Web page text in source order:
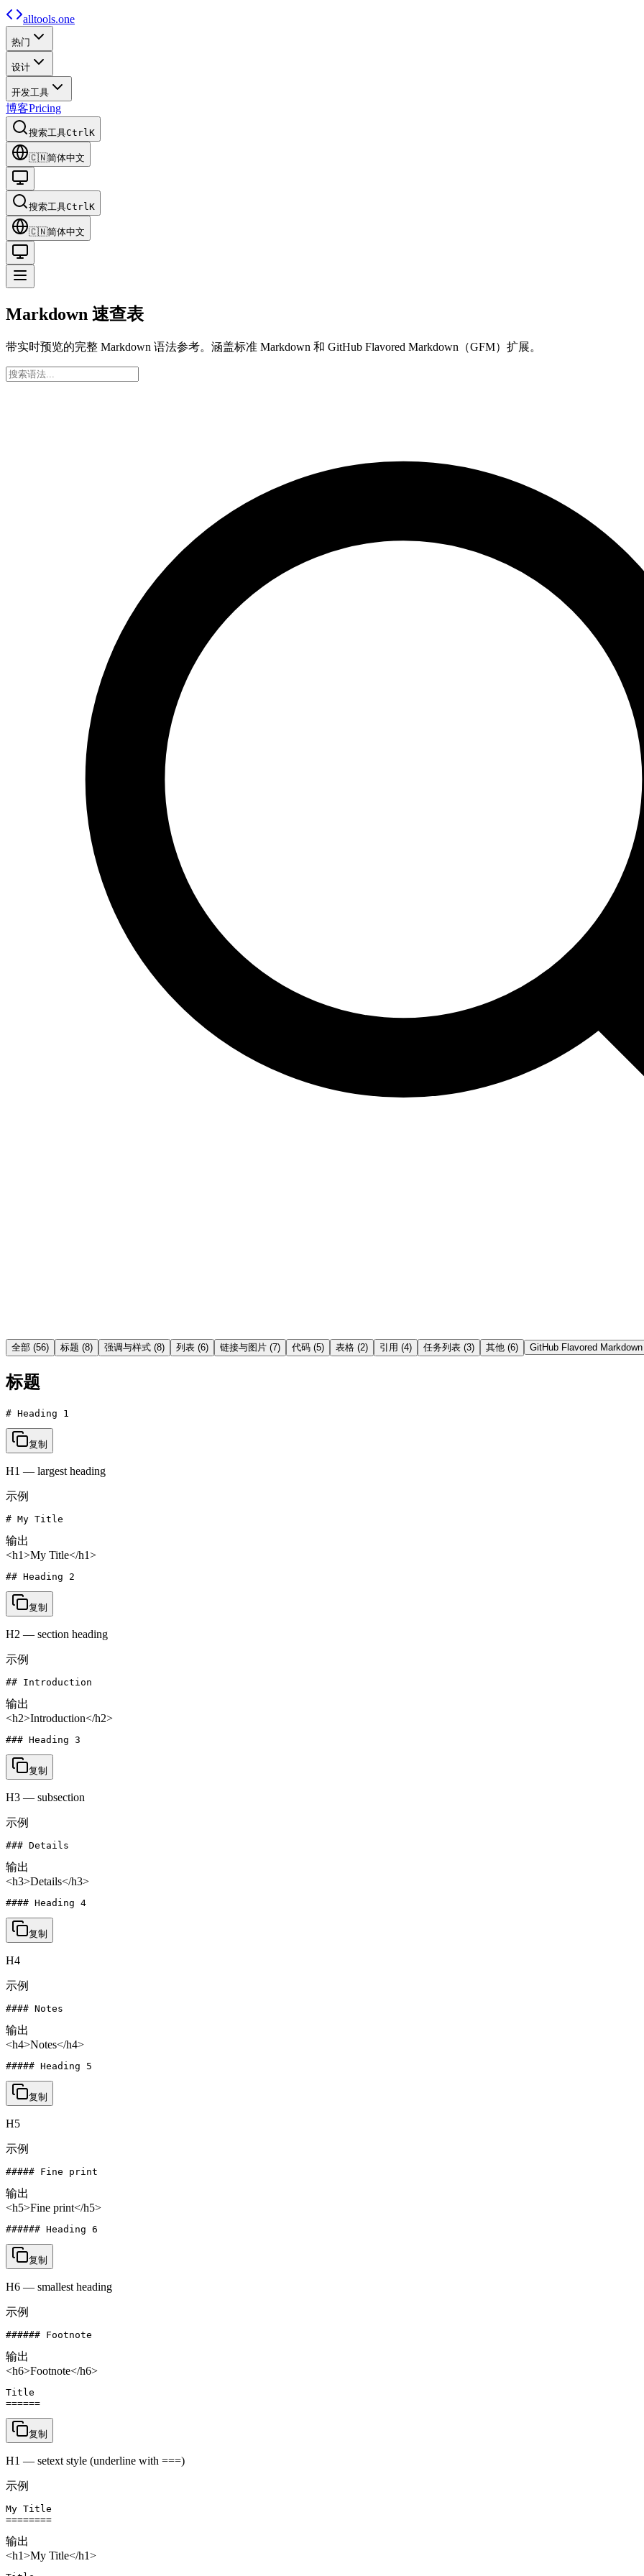
alltools.one
热门
设计
开发工具
博客Pricing
搜索工具CtrlK
🇨🇳简体中文
搜索工具CtrlK
🇨🇳简体中文
Markdown 速查表
带实时预览的完整 Markdown 语法参考。涵盖标准 Markdown 和 GitHub Flavored Markdown（GFM）扩展。
全部 (56) 标题 (8) 强调与样式 (8) 列表 (6) 链接与图片 (7) 代码 (5) 表格 (2) 引用 (4) 任务列表 (3) 其他 (6) GitHub Flavored Markdown
标题
# Heading 1
复制
H1 — largest heading
示例
# My Title
输出
<h1>My Title</h1>
## Heading 2
复制
H2 — section heading
示例
## Introduction
输出
<h2>Introduction</h2>
### Heading 3
复制
H3 — subsection
示例
### Details
输出
<h3>Details</h3>
#### Heading 4
复制
H4
示例
#### Notes
输出
<h4>Notes</h4>
##### Heading 5
复制
H5
示例
##### Fine print
输出
<h5>Fine print</h5>
###### Heading 6
复制
H6 — smallest heading
示例
###### Footnote
输出
<h6>Footnote</h6>
Title
======
复制
H1 — setext style (underline with ===)
示例
My Title
========
输出
<h1>My Title</h1>